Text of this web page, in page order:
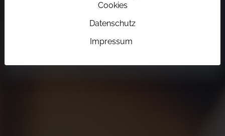
Cookies
Datenschutz
Impressum